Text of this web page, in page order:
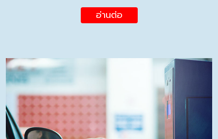
อ่านต่อ